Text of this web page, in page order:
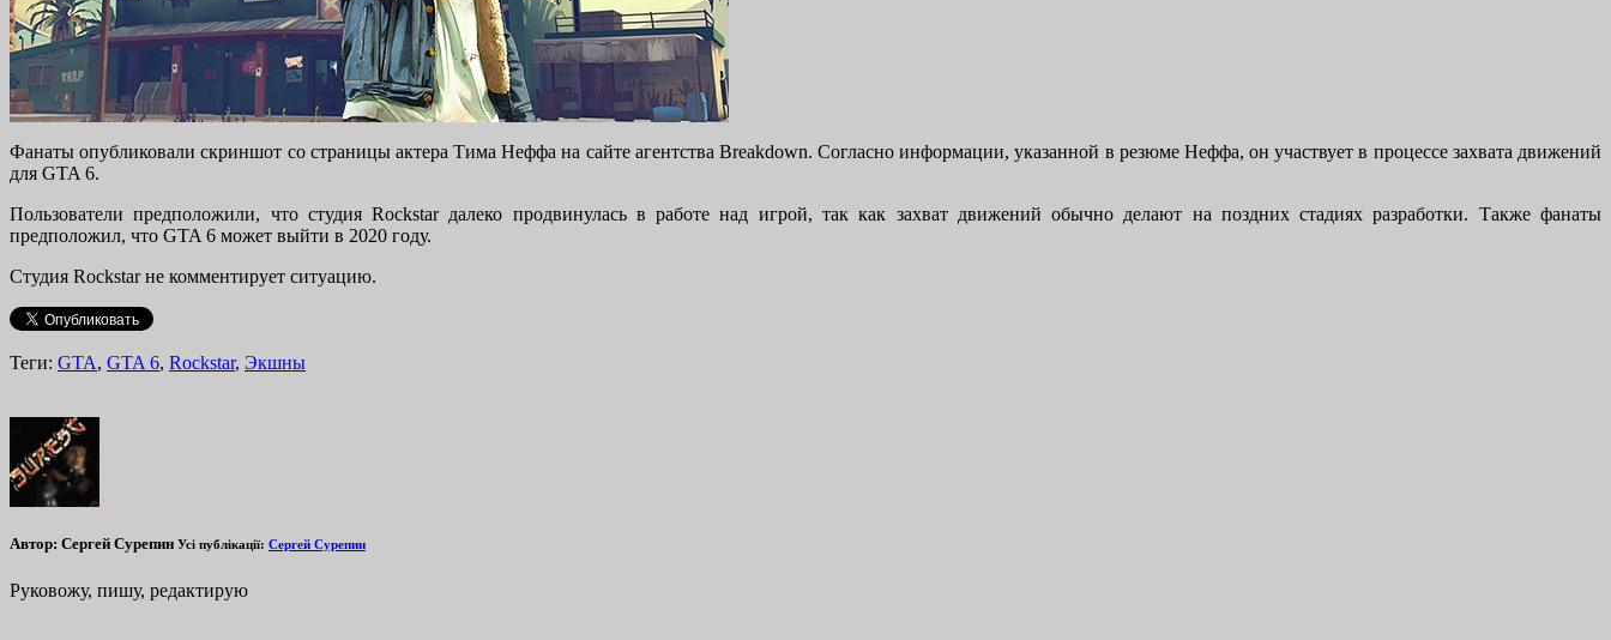
Фанаты опубликовали скриншот со страницы актера Тима Неффа на сайте агентства Breakdown. Согласно информации, указанной в резюме Неффа, он участвует в процессе захвата движений
для GTA 6.
Пользователи предположили, что студия Rockstar далеко продвинулась в работе над игрой, так как захват движений обычно делают на поздних стадиях разработки. Также фанаты
предположил, что GTA 6 может выйти в 2020 году.
Студия Rockstar не комментирует ситуацию.
Теги: GTA, GTA 6, Rockstar, Экшны
Автор: Сергей Сурепин Усі публікації: Сергей Сурепин
Руковожу, пишу, редактирую